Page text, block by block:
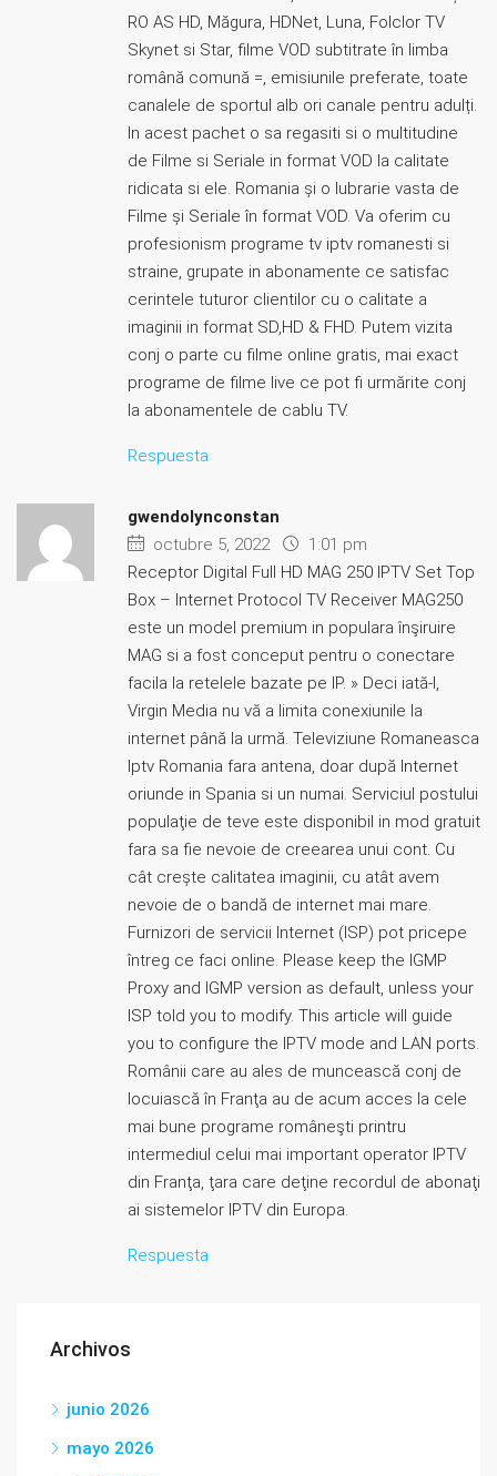
RO AS HD, Măgura, HDNet, Luna, Folclor TV
Skynet si Star, filme VOD subtitrate în limba
română comună =, emisiunile preferate, toate
canalele de sportul alb ori canale pentru adulți.
In acest pachet o sa regasiti si o multitudine
de Filme si Seriale in format VOD la calitate
ridicata si ele. Romania și o lubrarie vasta de
Filme și Seriale în format VOD. Va oferim cu
profesionism programe tv iptv romanesti si
straine, grupate in abonamente ce satisfac
cerintele tuturor clientilor cu o calitate a
imaginii in format SD,HD & FHD. Putem vizita
conj o parte cu filme online gratis, mai exact
programe de filme live ce pot fi urmărite conj
la abonamentele de cablu TV.
Respuesta
gwendolynconstan
octubre 5, 2022
1:01 pm
Receptor Digital Full HD MAG 250 IPTV Set Top
Box – Internet Protocol TV Receiver MAG250
este un model premium in populara înşiruire
MAG si a fost conceput pentru o conectare
facila la retelele bazate pe IP. » Deci iată-l,
Virgin Media nu vă a limita conexiunile la
internet până la urmă. Televiziune Romaneasca
Iptv Romania fara antena, doar după Internet
oriunde in Spania si un numai. Serviciul postului
populaţie de teve este disponibil in mod gratuit
fara sa fie nevoie de creearea unui cont. Cu
cât crește calitatea imaginii, cu atât avem
nevoie de o bandă de internet mai mare.
Furnizori de servicii Internet (ISP) pot pricepe
întreg ce faci online. Please keep the IGMP
Proxy and IGMP version as default, unless your
ISP told you to modify. This article will guide
you to configure the IPTV mode and LAN ports.
Românii care au ales de muncească conj de
locuiască în Franţa au de acum acces la cele
mai bune programe româneşti printru
intermediul celui mai important operator IPTV
din Franţa, ţara care deţine recordul de abonaţi
ai sistemelor IPTV din Europa.
Respuesta
Archivos
junio 2026
mayo 2026